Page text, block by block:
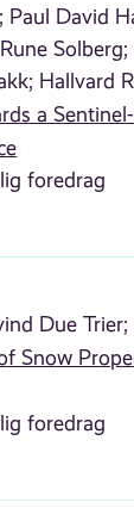
Paul David
Rune Solberg;
Hallvard
a
foredrag
Due Trier;
Snow
foredrag